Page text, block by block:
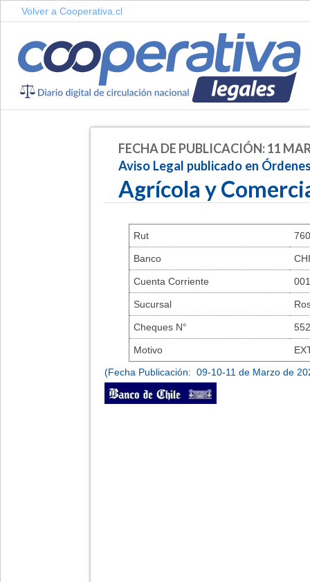
Volver a Cooperativa.cl
FECHA DE PUBLICACIÓN: 11
Aviso Legal publicado en
Agrícola y
Rut
Banco
Cuenta Corriente
Sucursal
Cheques N°
Motivo
(Fecha Publicación: 09-10-11 de Marzo de